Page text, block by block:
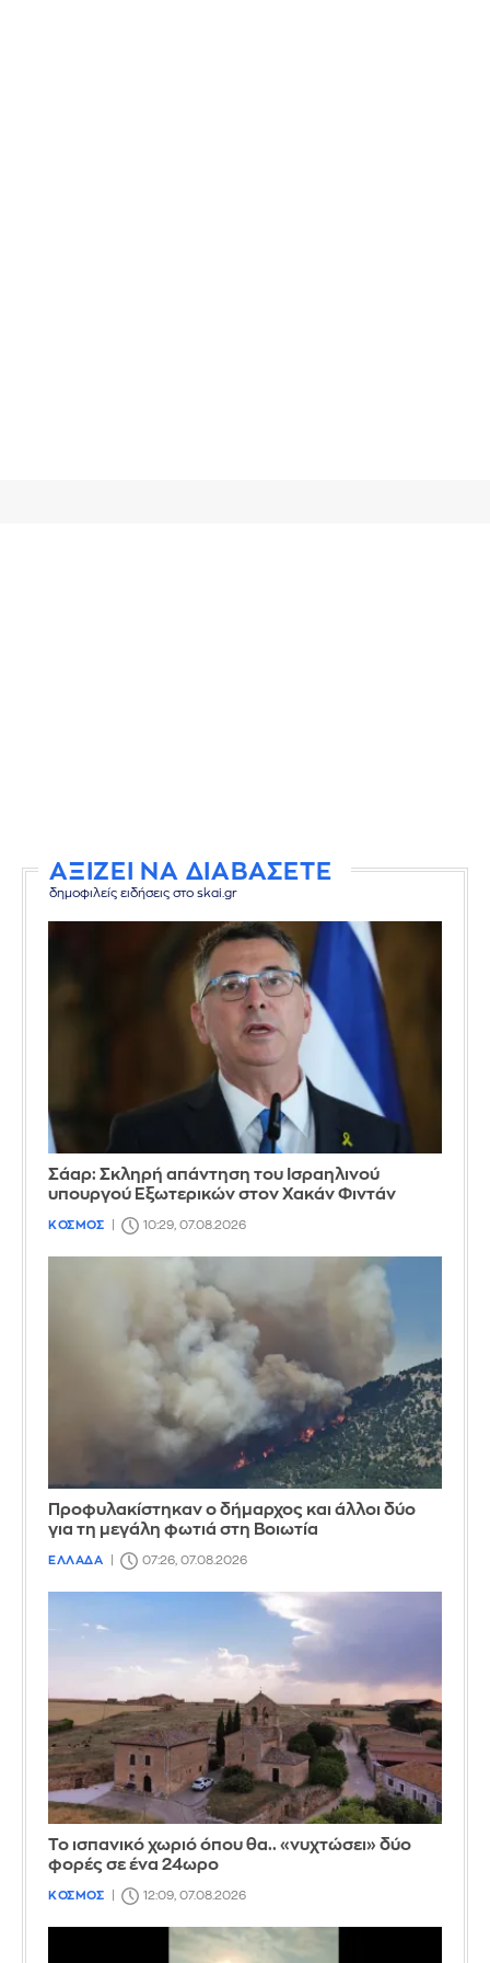
ΑΞΙΖΕΙ ΝΑ ΔΙΑΒΑΣΕΤΕ
δημοφιλείς ειδήσεις στο skai.gr
Σάαρ: Σκληρή απάντηση του Ισραηλινού
υπουργού Εξωτερικών στον Χακάν Φιντάν
ΚΟΣΜΟΣ 10:29, 07.08.2026
Προφυλακίστηκαν ο δήμαρχος και άλλοι δύο
για τη μεγάλη φωτιά στη Βοιωτία
ΕΛΛΑΔΑ 07:26, 07.08.2026
Το ισπανικό χωριό όπου θα.. «νυχτώσει» δύο
φορές σε ένα 24ωρο
ΚΟΣΜΟΣ 12:09, 07.08.2026